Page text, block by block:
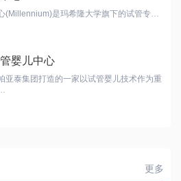
(Millennium)是玛希隆大学旗下的试管专…
婴儿中心
亚泰集团打造的一家以试管婴儿技术作为重
更多